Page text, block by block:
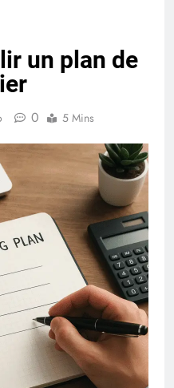
un plan de
0 5 Mins